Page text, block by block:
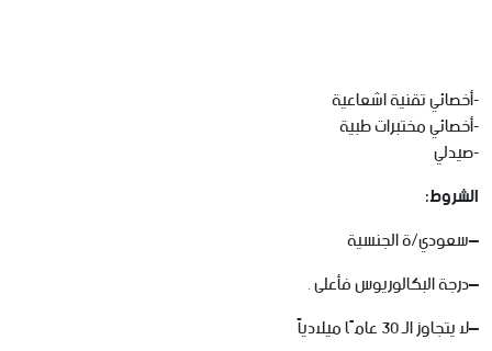
-أخصائي تقنية اشعاعية
-أخصائي مختبرات طبية
-صيدلي
الشروط:
–سعودي/ةالجنسية
–درجةالبكالوريوسفأعلى.
–لايتجاوزالـ30 عامًاميلادياً